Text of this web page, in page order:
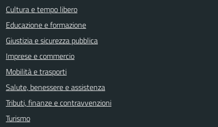
Cultura e tempo libero
Educazione e formazione
Giustizia e sicurezza pubblica
Imprese e commercio
Mobilità e trasporti
Salute, benessere e assistenza
Tributi, finanze e contravvenzioni
Turismo